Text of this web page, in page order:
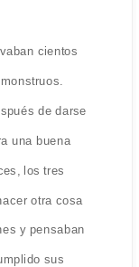
cientos
de darse
una buena
los tres
otra cosa
y pensaban
sus